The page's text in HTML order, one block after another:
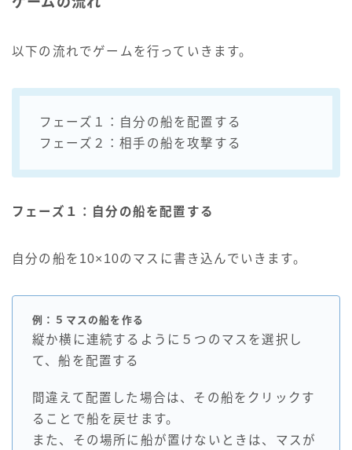
以下の流れでゲームを行っていきます。
フェーズ１：自分の船を配置する
フェーズ２：相手の船を攻撃する
フェーズ１：自分の船を配置する
自分の船を10×10のマスに書き込んでいきます。
例：５マスの船を作る
縦か横に連続するように５つのマスを選択し
て、船を配置する
間違えて配置した場合は、その船をクリックす
ることで船を戻せます。
また、その場所に船が置けないときは、マスが